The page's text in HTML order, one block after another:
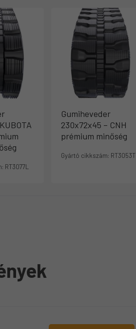
RT3077L
Gumiheveder
230x72x45 – CNH
prémium minőség
Gyártó cikkszám: RT3053T